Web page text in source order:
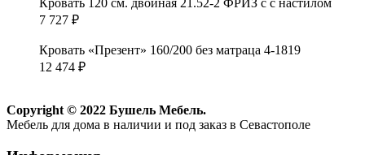
Кровать 120 см. двойная 21.52-2 ФРИЗ с с настилом
7 727 ₽
Кровать «Презент» 160/200 без матраца 4-1819
12 474 ₽
Copyright © 2022 Бушель Мебель.
Мебель для дома в наличии и под заказ в Севастополе